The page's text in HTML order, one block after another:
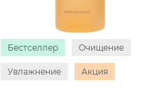
Бестселлер Очищение
Увлажнение Акция